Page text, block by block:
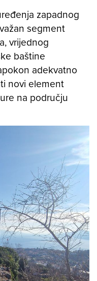
zapadnog
segment
vrijednog
baštine
adekvatno
novi element
na području